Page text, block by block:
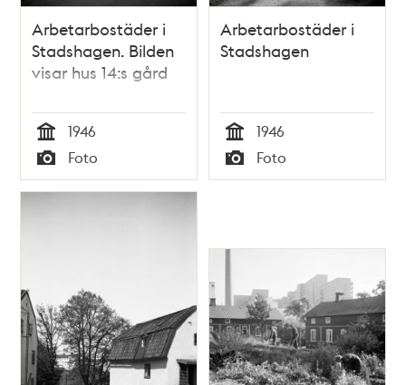
Arbetarbostäder i
Stadshagen. Bilden
visar hus 14:s gård
Tid
1946
Typ
Foto
Arbetarbostäder i
Stadshagen
Tid
1946
Typ
Foto